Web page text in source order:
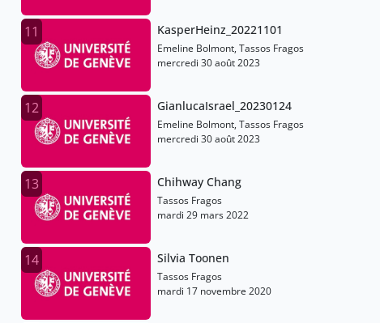
11 KasperHeinz_20221101
Emeline Bolmont, Tassos Fragos
mercredi 30 août 2023
12 GianlucaIsrael_20230124
Emeline Bolmont, Tassos Fragos
mercredi 30 août 2023
13 Chihway Chang
Tassos Fragos
mardi 29 mars 2022
14 Silvia Toonen
Tassos Fragos
mardi 17 novembre 2020